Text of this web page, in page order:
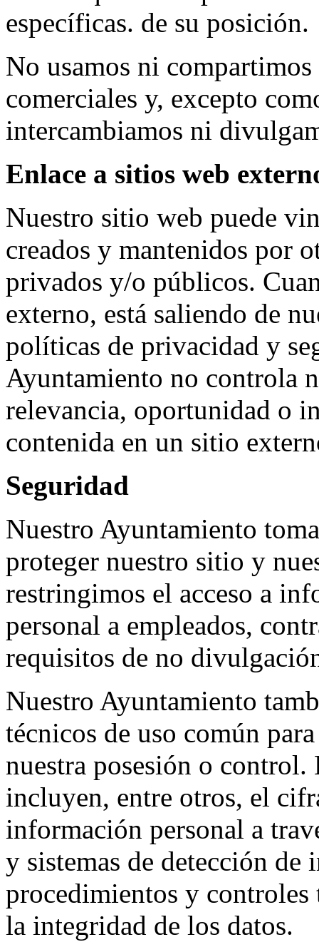
específicas. de su posición.
No usamos ni
comerciales y, excepto
intercambiamos ni
Enlace a sitios web
Nuestro sitio web puede
creados y mantenidos por
privados y/o públicos.
externo, está saliendo de
políticas de privacidad y
Ayuntamiento no controla
relevancia, oportunidad o
contenida en un sitio
Seguridad
Nuestro Ayuntamiento
proteger nuestro sitio y
restringimos el acceso a
personal a empleados,
requisitos de no
Nuestro Ayuntamiento
técnicos de uso común
nuestra posesión o control.
incluyen, entre otros, el
información personal a
y sistemas de detección
procedimientos y controles
la integridad de los datos.